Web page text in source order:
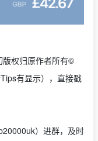
版权归原作者所有©
有显示），直接戳
）进群，及时